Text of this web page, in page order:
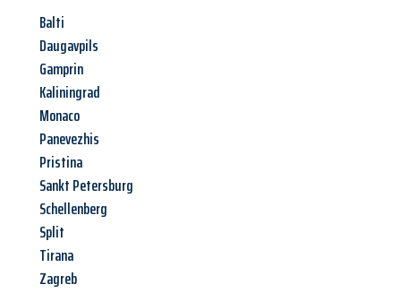
Balti
Daugavpils
Gamprin
Kaliningrad
Monaco
Panevezhis
Pristina
Sankt Petersburg
Schellenberg
Split
Tirana
Zagreb